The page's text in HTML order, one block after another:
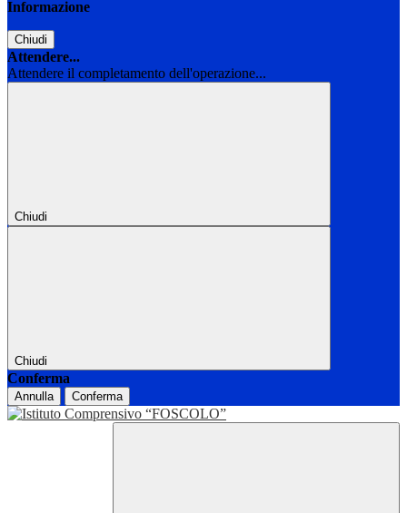
Informazione
Chiudi
Attendere...
Attendere il completamento dell'operazione...
Chiudi
Chiudi
Conferma
Annulla Conferma